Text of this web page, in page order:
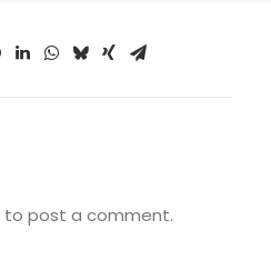
to post a comment.